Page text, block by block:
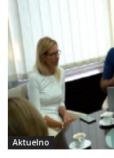
Aktuelno